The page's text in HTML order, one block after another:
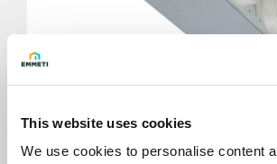
This website uses cookies
We use cookies to personalise content
PR-UTO